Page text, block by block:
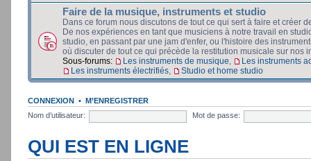
Faire de la musique, instruments et studio
Dans ce forum nous discutons de tout ce qui sert à faire et créer
De nos expériences en tant que musiciens à notre travail en
studio, en passant par une jam d'enfer, ou l'histoire des
où discuter de tout ce qui précède la restitution musicale sur nos
Sous-forums:
Les instruments de musique
Les instruments
Les instruments électrifiés
Studio et home studio
CONNEXION • M’ENREGISTRER
Nom d’utilisateur:
Mot de passe:
QUI EST EN LIGNE